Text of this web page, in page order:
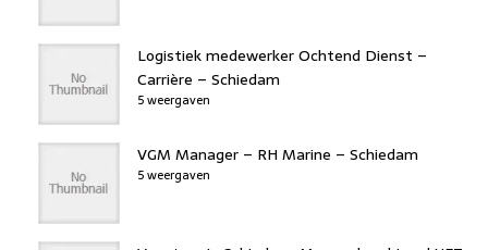
Logistiek medewerker Ochtend Dienst –
Carrière – Schiedam
5 weergaven
VGM Manager – RH Marine – Schiedam
5 weergaven